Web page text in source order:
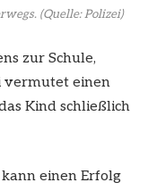
(Quelle: Polizei)
zur Schule,
vermutet einen
Kind schließlich
einen Erfolg